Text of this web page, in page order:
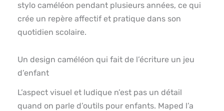
stylo caméléon pendant plusieurs années, ce qui
crée un repère affectif et pratique dans son
quotidien scolaire.
Un design caméléon qui fait de l’écriture un jeu
d’enfant
L’aspect visuel et ludique n’est pas un détail
quand on parle d’outils pour enfants. Maped l’a